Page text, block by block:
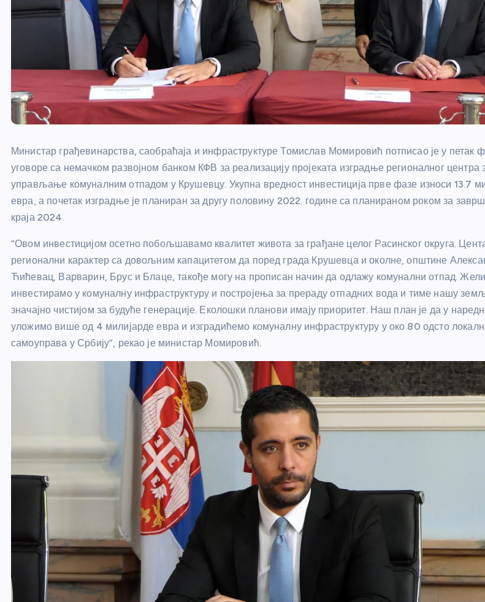
Министар грађевинарства, саобраћаја и инфраструктуре Томислав Момировић потписао је у петак
уговоре са немачком развојном банком КФВ за реализацију пројеката изградње регионалног центра
управљање комуналним отпадом у Крушевцу. Укупна вредност инвестиција прве фазе износи 13.7
евра, а почетак изградње је планиран за другу половину 2022. године са планираном роком за
краја 2024.
“Овом инвестицијом осетно побољшавамо квалитет живота за грађане целог Расинског округа.
регионални карактер са довољним капацитетом да поред града Крушевца и околне, општине
Ћићевац, Варварин, Брус и Блаце, такође могу на прописан начин да одлажу комунални отпад.
инвестирамо у комуналну инфраструктуру и постројења за прераду отпадних вода и тиме нашу
значајно чистијом за будуће генерације. Еколошки планови имају приоритет. Наш план је да у
уложимо више од 4 милијарде евра и изградићемо комуналну инфраструктуру у око 80 одсто
самоуправа у Србију”, рекао је министар Момировић.